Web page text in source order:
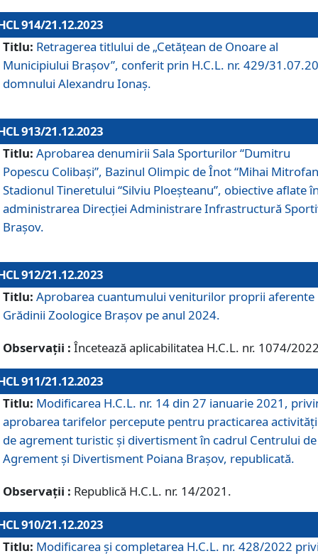
914/21.12.2023
Titlu: Retragerea titlului de „Cetățean de Onoare al
Municipiului Brașov”, conferit prin H.C.L. nr. 429/
domnului Alexandru Ionaș.
913/21.12.2023
Titlu: Aprobarea denumirii Sala Sporturilor “Dumitru
Popescu Colibași”, Bazinul Olimpic de Înot “Mihai
Stadionul Tineretului “Silviu Ploeșteanu”, obiective aflate
administrarea Direcției Administrare Infrastructură
Brașov.
912/21.12.2023
Titlu: Aprobarea cuantumului veniturilor proprii aferente
Grădinii Zoologice Braşov pe anul 2024.
Observații : Încetează aplicabilitatea H.C.L. nr. 1074/
911/21.12.2023
Titlu: Modificarea H.C.L. nr. 14 din 27 ianuarie 2021,
aprobarea tarifelor percepute pentru practicarea
de agrement turistic și divertisment în cadrul Centrului de
Agrement și Divertisment Poiana Brașov, republicată.
Observații : Republică H.C.L. nr. 14/2021.
910/21.12.2023
Titlu: Modificarea și completarea H.C.L. nr. 428/2022